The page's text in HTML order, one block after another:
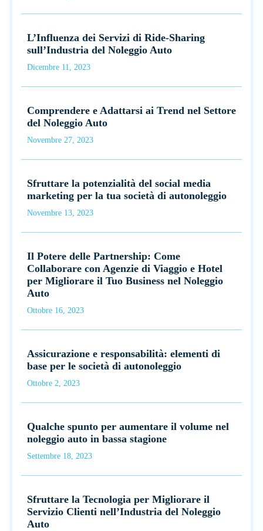
L’Influenza dei Servizi di Ride-Sharing
sull’Industria del Noleggio Auto
Dicembre 11, 2023
Comprendere e Adattarsi ai Trend nel Settore
del Noleggio Auto
Novembre 27, 2023
Sfruttare la potenzialità del social media
marketing per la tua società di autonoleggio
Novembre 13, 2023
Il Potere delle Partnership: Come
Collaborare con Agenzie di Viaggio e Hotel
per Migliorare il Tuo Business nel Noleggio
Auto
Ottobre 16, 2023
Assicurazione e responsabilità: elementi di
base per le società di autonoleggio
Ottobre 2, 2023
Qualche spunto per aumentare il volume nel
noleggio auto in bassa stagione
Settembre 18, 2023
Sfruttare la Tecnologia per Migliorare il
Servizio Clienti nell’Industria del Noleggio
Auto